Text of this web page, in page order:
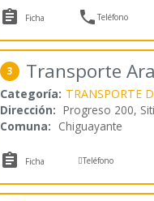
 Ficha Teléfono
3 Transporte
Categoría: TRANSPORTE
Dirección: Progreso 200,
Comuna: Chiguayante
 Ficha Teléfono